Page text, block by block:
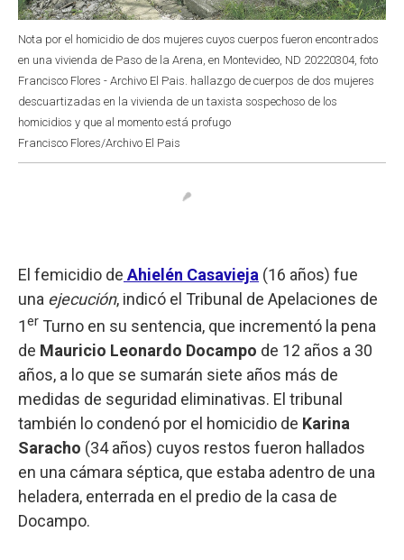
Nota por el homicidio de dos mujeres cuyos cuerpos fueron encontrados
en una vivienda de Paso de la Arena, en Montevideo, ND 20220304, foto
Francisco Flores - Archivo El Pais. hallazgo de cuerpos de dos mujeres
descuartizadas en la vivienda de un taxista sospechoso de los
homicidios y que al momento está profugo
Francisco Flores/Archivo El Pais
El femicidio de Ahielén Casavieja (16 años) fue
una ejecución, indicó el Tribunal de Apelaciones de
1er Turno en su sentencia, que incrementó la pena
de Mauricio Leonardo Docampo de 12 años a 30
años, a lo que se sumarán siete años más de
medidas de seguridad eliminativas. El tribunal
también lo condenó por el homicidio de Karina
Saracho (34 años) cuyos restos fueron hallados
en una cámara séptica, que estaba adentro de una
heladera, enterrada en el predio de la casa de
Docampo.